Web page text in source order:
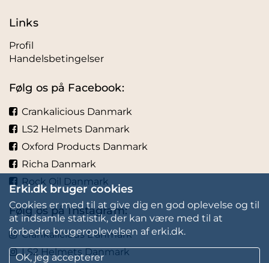
Links
Profil
Handelsbetingelser
Følg os på Facebook:
Crankalicious Danmark
LS2 Helmets Danmark
Oxford Products Danmark
Richa Danmark
Rock Oil Danmark
Følg os på Instagram:
Crankalicious Danmark
LS2 Helmets Danmark
Erki.dk bruger cookies
Cookies er med til at give dig en god oplevelse og til
at indsamle statistik, der kan være med til at
forbedre brugeroplevelsen af erki.dk.
OK, jeg accepterer